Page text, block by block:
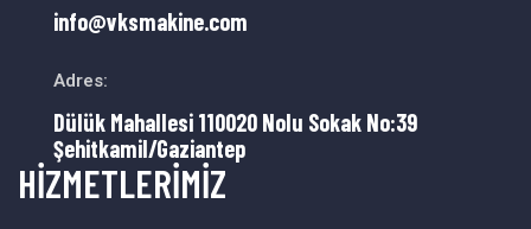
info@vksmakine.com
Adres:
Dülük Mahallesi 110020 Nolu Sokak No:39
Şehitkamil/Gaziantep
HİZMETLERİMİZ